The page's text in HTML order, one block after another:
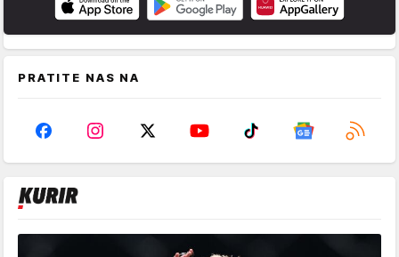
PRATITE NAS NA